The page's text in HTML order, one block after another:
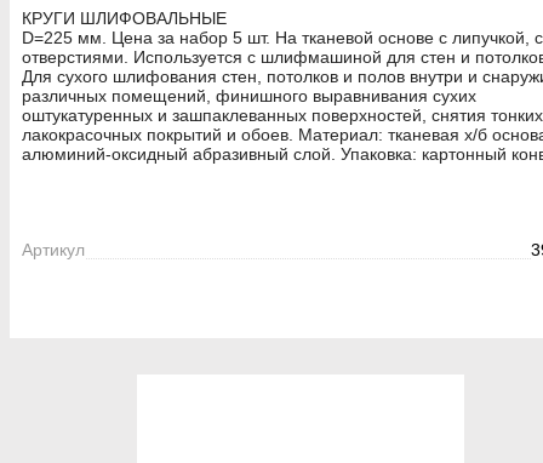
КРУГИ ШЛИФОВАЛЬНЫЕ
D=225 мм. Цена за набор 5 шт. На тканевой основе с липучкой,
отверстиями. Используется с шлифмашиной для стен и
Для сухого шлифования стен, потолков и полов внутри и
различных помещений, финишного выравнивания сухих
оштукатуренных и зашпаклеванных поверхностей, снятия тонких
лакокрасочных покрытий и обоев. Материал: тканевая х/б
алюминий-оксидный абразивный слой. Упаковка: картонный
Артикул